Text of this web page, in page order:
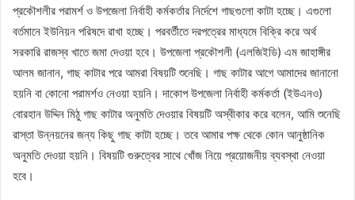
প্রকৌশলীর পরামর্শ ও উপজেলা নির্বাহী কর্মকর্তার নির্দেশে গাছগুলো কাটা হচ্ছে। এগুলো
বর্তমানে ইউনিয়ন পরিষদে রাখা হচ্ছে। পরবর্তীতে দরপত্রের মাধ্যমে বিক্রি করে অর্থ
সরকারি রাজস্ব খাতে জমা দেওয়া হবে। উপজেলা প্রকৌশলী (এলজিইডি) এম জাহাঙ্গীর
আলম জানান, গাছ কাটার পরে আমরা বিষয়টি শুনেছি। গাছ কাটার আগে আমাদের জানানো
হয়নি বা কোনো পরামর্শও নেওয়া হয়নি। দাকোপ উপজেলা নির্বাহী কর্মকর্তা (ইউএনও)
বোরহান উদ্দিন মিঠু গাছ কাটার অনুমতি দেওয়ার বিষয়টি অস্বীকার করে বলেন, আমি শুনেছি
রাস্তা উন্নয়নের জন্য কিছু গাছ কাটা হচ্ছে। তবে আমার পক্ষ থেকে কোন আনুষ্ঠানিক
অনুমতি দেওয়া হয়নি। বিষয়টি গুরুত্বের সাথে খোঁজ নিয়ে প্রয়োজনীয় ব্যবস্থা নেওয়া
হবে।